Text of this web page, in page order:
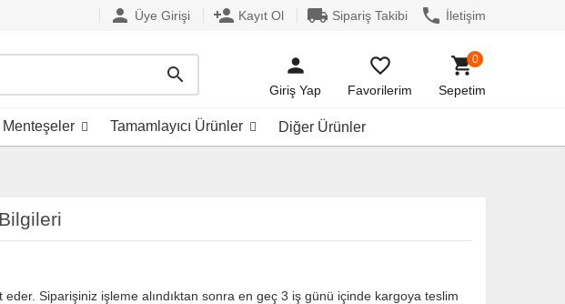
person Üye Girişi person_add Kayıt Ol local_shipping Sipariş Takibi phone İletişim
search person
Giriş Yap
favorite_border
Favorilerim
shopping_cart
Sepetim
0
Menteşeler Tamamlayıcı Ürünler Diğer Ürünler
Siparişiniz işleme alındıktan sonra en geç 3 iş günü içinde kargoya teslim